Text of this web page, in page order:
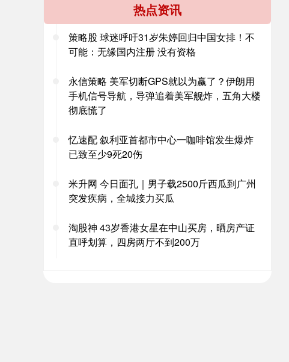
热点资讯
策略股 球迷呼吁31岁朱婷回归中国女排！不
可能：无缘国内注册 没有资格
永信策略 美军切断GPS就以为赢了？伊朗用
手机信号导航，导弹追着美军舰炸，五角大楼
彻底慌了
忆速配 叙利亚首都市中心一咖啡馆发生爆炸
已致至少9死20伤
米升网 今日面孔｜男子载2500斤西瓜到广州
突发疾病，全城接力买瓜
淘股神 43岁香港女星在中山买房，晒房产证
直呼划算，四房两厅不到200万